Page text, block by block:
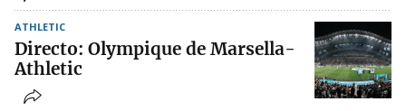
ATHLETIC
Directo: Olympique de Marsella-
Athletic